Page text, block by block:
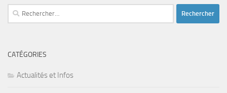
Rechercher :
CATÉGORIES
Actualités et Infos